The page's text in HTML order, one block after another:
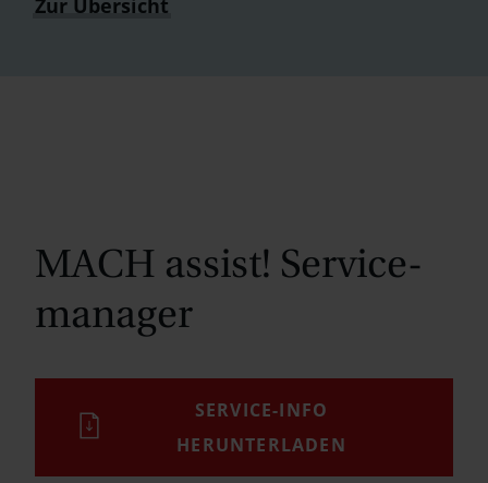
Zur Übersicht
MACH assist! Service­
manager
SERVICE-INFO
HERUNTERLADEN